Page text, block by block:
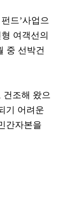
드’사업으
여객선의
중 선박건
건조해 왔으
기 어려운
간자본을